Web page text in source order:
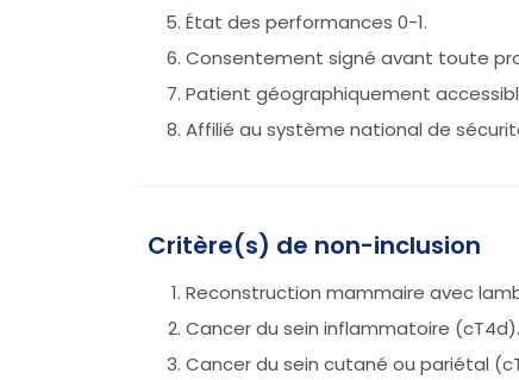
État des performances 0-1.
Consentement signé avant toute
Patient géographiquement
Affilié au système national de
Critère(s) de non-inclusion
Reconstruction mammaire avec
Cancer du sein inflammatoire (cT4d).
Cancer du sein cutané ou pariétal